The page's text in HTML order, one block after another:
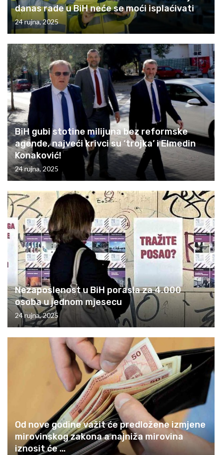
danas rade u BiH neće se moći isplaćivati
24 rujna, 2025
BiH gubi stotine milijuna bez reformske
agende, najveći krivci su ‘trojka’ i Elmedin
Konaković!
24 rujna, 2025
Nezaposlenost u BiH porasla za 4.000
osoba u jednom mjesecu
24 rujna, 2025
Od nove godine važit će predložene izmjene
mirovinskog zakona a najniža mirovina
iznosit će …